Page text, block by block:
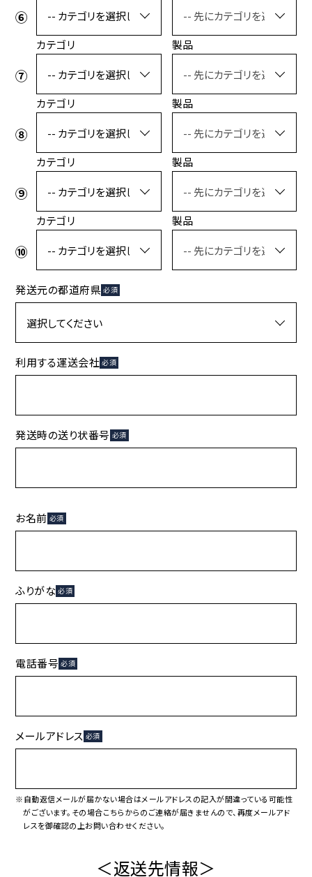
カテゴリ 製品
カテゴリ 製品
カテゴリ 製品
カテゴリ 製品
発送元の都道府県 必須
利用する運送会社 必須
発送時の送り状番号 必須
お名前 必須
ふりがな 必須
電話番号 必須
メールアドレス 必須
※自動返信メールが届かない場合はメールアドレスの記入が間違っている可能性
がございます。その場合こちらからのご連絡が届きませんので、再度メールアド
レスを御確認の上お問い合わせください。
＜返送先情報＞